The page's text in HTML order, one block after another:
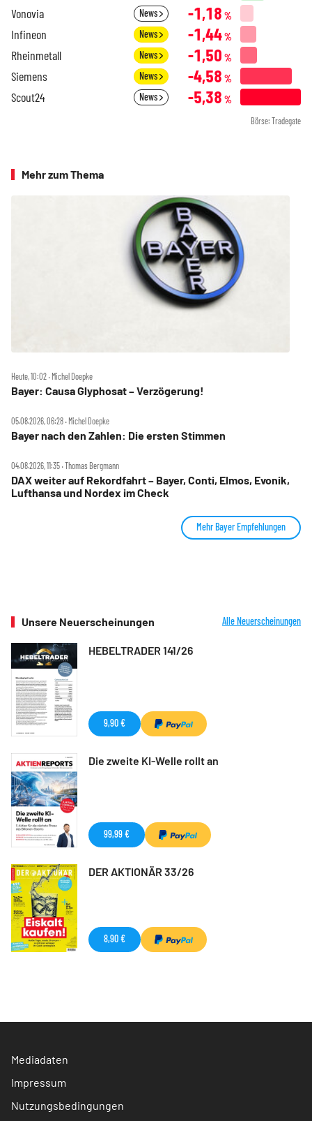
Vonovia News -1,18 %
Infineon News -1,44%
Rheinmetall News -1,50 %
Siemens News -4,58 %
Scout24 News -5,38 %
Börse: Tradegate
Mehr zum Thema
Heute, 10:02 ‧ Michel Doepke
Bayer: Causa Glyphosat – Verzögerung!
05.08.2026, 06:28 ‧ Michel Doepke
Bayer nach den Zahlen: Die ersten Stimmen
04.08.2026, 11:35 ‧ Thomas Bergmann
DAX weiter auf Rekordfahrt – Bayer, Conti, Elmos, Evonik,
Lufthansa und Nordex im Check
Mehr Bayer Empfehlungen
Unsere Neuerscheinungen Alle Neuerscheinungen
HEBELTRADER 141/26
9,90 €
Die zweite KI-Welle rollt an
99,99 €
DER AKTIONÄR 33/26
8,90 €
Mediadaten
Impressum
Nutzungsbedingungen